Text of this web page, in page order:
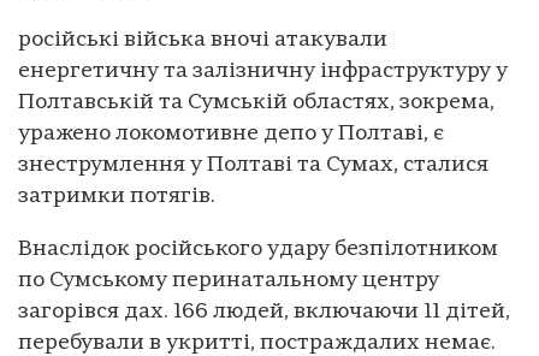
російські війська вночі атакували
енергетичну та залізничну інфраструктуру у
Полтавській та Сумській областях, зокрема,
уражено локомотивне депо у Полтаві, є
знеструмлення у Полтаві та Сумах, сталися
затримки потягів.
Внаслідок російського удару безпілотником
по Сумському перинатальному центру
загорівся дах. 166 людей, включаючи 11 дітей,
перебували в укритті, постраждалих немає.